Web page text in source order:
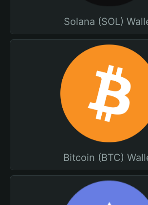
Solana (SOL)
Bitcoin (BTC)